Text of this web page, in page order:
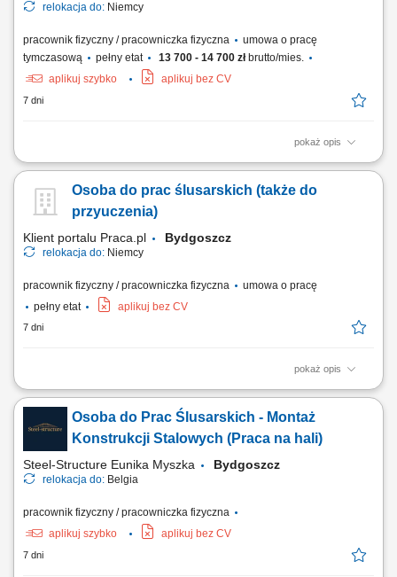
relokacja do: Niemcy
pracownik fizyczny / pracowniczka fizyczna
umowa o pracę
tymczasową
pełny etat 13 700 - 14 700 złbrutto/mies.
aplikuj szybko
aplikuj bez CV
7 dni
pokaż opis
Opis stanowiska: Wstępne oczyszczanie oraz szykowanie detali ze stali
metali przy użyciu standardowej szlifierki kątowej; Aplikowanie warstw
osłonowych i zabezpieczających na gotowe komponenty; Załadunek i
Osoba do prac ślusarskich (także do
przyuczenia)
Klient portalu Praca.pl Bydgoszcz
relokacja do: Niemcy
pracownik fizyczny / pracowniczka fizyczna
umowa o pracę
pełny etat
aplikuj bez CV
7 dni
pokaż opis
Montaż i wykańczanie wyposażenia kontenerów na ciągniki siodłowe.
Osoba do Prac Ślusarskich - Montaż
Konstrukcji Stalowych (Praca na hali)
Steel-Structure Eunika Myszka Bydgoszcz
relokacja do: Belgia
pracownik fizyczny / pracowniczka fizyczna
aplikuj szybko
aplikuj bez CV
7 dni